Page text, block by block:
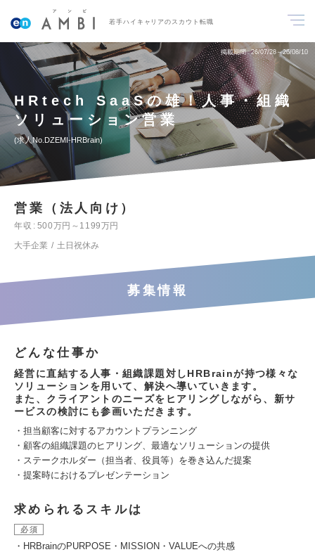
若手ハイキャリアのスカウト転職
掲載期間 26/07/28～26/08/10
HRtech SaaSの雄！人事・組織
ソリューション営業
求人No.DZEMI-HRBrain
営業（法人向け）
年収
500万円～1199万円
大手企業
土日祝休み
募集情報
どんな仕事か
経営に直結する人事・組織課題対しHRBrainが持つ様々な
ソリューションを用いて、解決へ導いていきます。
また、クライアントのニーズをヒアリングしながら、新サ
ービスの検討にも参画いただきます。
・担当顧客に対するアカウントプランニング
・顧客の組織課題のヒアリング、最適なソリューションの提供
・ステークホルダー（担当者、役員等）を巻き込んだ提案
・提案時におけるプレゼンテーション
求められるスキルは
必須
・HRBrainのPURPOSE・MISSION・VALUEへの共感